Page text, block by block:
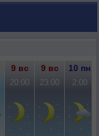
9 вс 9 вс 10 пн
20:00 23:00 2:00